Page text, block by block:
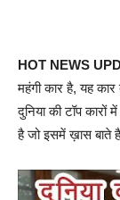
HOT NEWS
महंगी कार है, यह
दुनिया की टॉप कारों
है जो इसमें ख़ास बाते